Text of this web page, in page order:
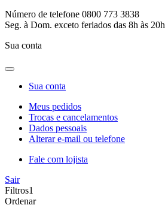
Número de telefone 0800 773 3838
Seg. à Dom. exceto feriados das 8h às 20h
Sua conta
Sua conta
Meus pedidos
Trocas e cancelamentos
Dados pessoais
Alterar e-mail ou telefone
Fale com lojista
Sair
Filtros1
Ordenar